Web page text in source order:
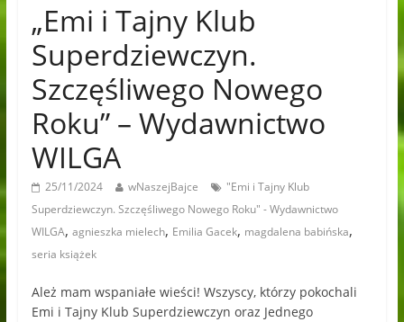
„Emi i Tajny Klub
Superdziewczyn.
Szczęśliwego Nowego
Roku” – Wydawnictwo
WILGA
25/11/2024 wNaszejBajce
"Emi i Tajny Klub
Superdziewczyn. Szczęśliwego Nowego Roku" - Wydawnictwo
WILGA, agnieszka mielech, Emilia Gacek, magdalena babińska,
seria książek
Ależ mam wspaniałe wieści! Wszyscy, którzy pokochali
Emi i Tajny Klub Superdziewczyn oraz Jednego